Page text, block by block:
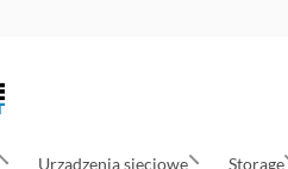
Urządzenia sieciowe Storage